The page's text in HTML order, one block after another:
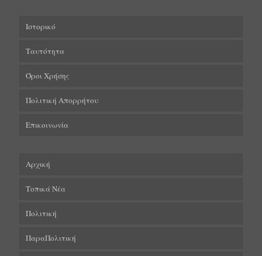
Ιστορικό
Ταυτότητα
Όροι Χρήσης
Πολιτική Απορρήτου
Επικοινωνία
Αρχική
Τοπικά Νέα
Πολιτική
ΠαραΠολιτική